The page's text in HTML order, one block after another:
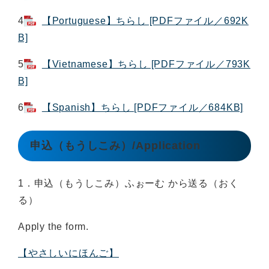
4
【Portuguese】ちらし [PDFファイル／692K
B]
5
【Vietnamese】ちらし [PDFファイル／793K
B]
6 【Spanish】ちらし [PDFファイル／684KB]
申込（もうしこみ）/Application
1．申込（もうしこみ）ふぉーむ から送る（おく
る）
Apply the form.
【やさしいにほんご】